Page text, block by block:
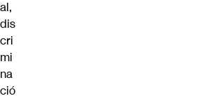
al,
dis
cri
mi
na
ció